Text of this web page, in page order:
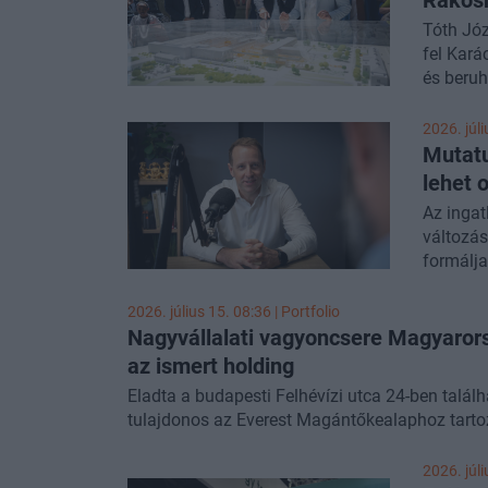
Tóth
fel
és
alatt
2026.
lehet
Az
Közben
2026. július 15. 08:36 | Portfolio
Nagyvállalati vagyoncsere
az ismert holding
Eladta a budapesti Felhévízi utca 24-ben
tulajdonos az Everest Magántőkealaphoz
2026.